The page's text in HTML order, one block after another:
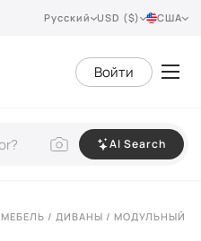
Русский USD ($) США
Войти
AI Search
МЕБЕЛЬ / ДИВАНЫ / МОДУЛЬНЫЙ
VIEW 360°